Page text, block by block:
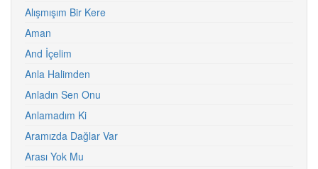
Alışmışım Bir Kere
Aman
And İçelim
Anla Halimden
Anladın Sen Onu
Anlamadım Ki
Aramızda Dağlar Var
Arası Yok Mu